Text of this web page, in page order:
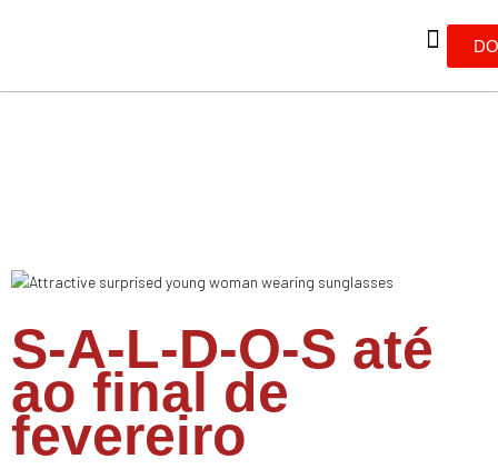
S-A-L-D-O-S até
ao final de
fevereiro